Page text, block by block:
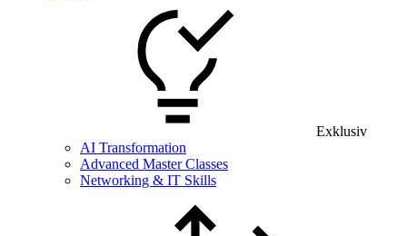
Exklusiv
AI Transformation
Advanced Master Classes
Networking & IT Skills